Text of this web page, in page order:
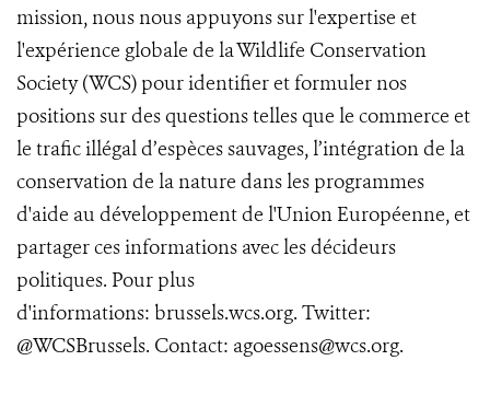
mission, nous nous appuyons sur l'expertise et
l'expérience globale de la Wildlife Conservation
Society (WCS) pour identifier et formuler nos
positions sur des questions telles que le commerce et
le trafic illégal d’espèces sauvages, l’intégration de la
conservation de la nature dans les programmes
d'aide au développement de l'Union Européenne, et
partager ces informations avec les décideurs
politiques. Pour plus
d'informations: brussels.wcs.org. Twitter:
@WCSBrussels. Contact: agoessens@wcs.org.